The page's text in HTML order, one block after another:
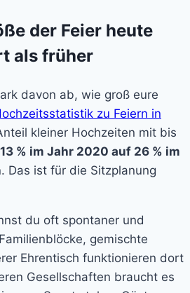
der Feier heute
als früher
davon ab, wie groß eure
zu Feiern in
kleiner Hochzeiten mit bis
% im Jahr 2020 auf 26 % im
Das ist für die Sitzplanung
du oft spontaner und
gemischte
Ehrentisch funktionieren dort
Gesellschaften braucht es